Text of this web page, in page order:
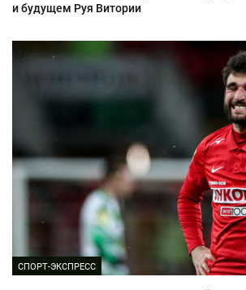
и будущем Руя Витории
СПОРТ-ЭКСПРЕСС